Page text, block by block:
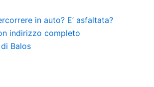
in auto? E’ asfaltata?
indirizzo completo
Balos